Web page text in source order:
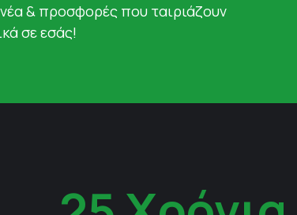
& προσφορές που ταιριάζουν
σε εσάς!